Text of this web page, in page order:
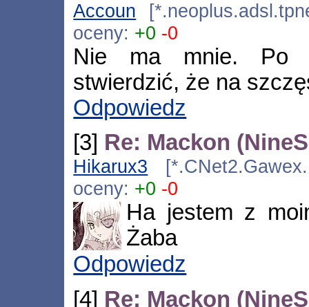
Accoun
oceny: +0 -0
Nie ma mnie. Po
stwierdzić, że na
Odpowiedz
[3] Re: Mackon
Hikarux3
oceny: +0 -0
Ha jestem z
Żaba
Odpowiedz
[4] Re: Mackon